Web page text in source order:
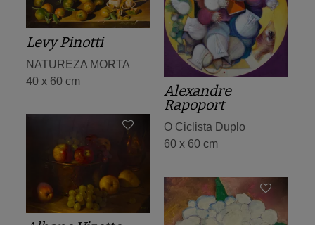
Levy Pinotti
NATUREZA MORTA
40 x 60 cm
Alexandre
Rapoport
O Ciclista Duplo
60 x 60 cm